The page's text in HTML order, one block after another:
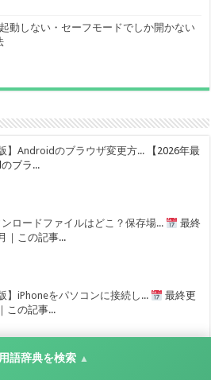
動しない・セーフモードでしか開かない
】Androidのブラウザ変更方...
【2026年最
ブラ...
ロードファイルはどこ？保存場...
最終
｜この記事...
】iPhoneをパソコンに接続し...
最終更
この記事...
ビを視聴するための4つの方法と手順
用語辞典を検索 ▲